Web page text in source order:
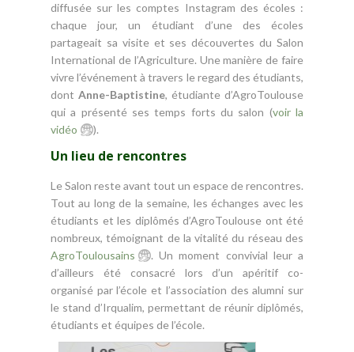
diffusée sur les comptes Instagram des écoles :
chaque jour, un étudiant d’une des écoles
partageait sa visite et ses découvertes du Salon
International de l’Agriculture. Une manière de faire
vivre l’événement à travers le regard des étudiants,
dont Anne-Baptistine, étudiante d’AgroToulouse
qui a présenté ses temps forts du salon (voir la
vidéo
).
Un lieu de rencontres
Le Salon reste avant tout un espace de rencontres.
Tout au long de la semaine, les échanges avec les
étudiants et les diplômés d’AgroToulouse ont été
nombreux, témoignant de la vitalité du réseau des
AgroToulousains
. Un moment convivial leur a
d’ailleurs été consacré lors d’un apéritif co-
organisé par l’école et l’association des alumni sur
le stand d’Irqualim, permettant de réunir diplômés,
étudiants et équipes de l’école.